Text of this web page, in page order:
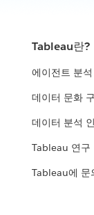
Tableau란?
에이전트 분석
데이터 문화
데이터 분석
Tableau 연구
Tableau에 문